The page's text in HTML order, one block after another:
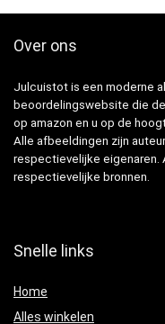
Over ons
Julcuistot is een moderne
beoordelingswebsite die
op amazon en u op de
Alle afbeeldingen zijn
respectievelijke eigenaren.
respectievelijke bronnen.
Snelle links
Home
Alles winkelen